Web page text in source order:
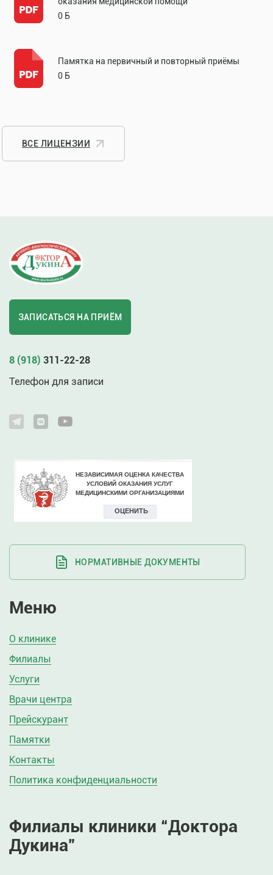
0 Б
Памятка на первичный и повторный приёмы
0 Б
ВСЕ ЛИЦЕНЗИИ
ЗАПИСАТЬСЯ НА ПРИЁМ
8 (918) 311-22-28
Телефон для записи
НОРМАТИВНЫЕ ДОКУМЕНТЫ
Меню
О клинике
Филиалы
Услуги
Врачи центра
Прейскурант
Памятки
Контакты
Политика конфиденциальности
Филиалы клиники “Доктора
Дукина”